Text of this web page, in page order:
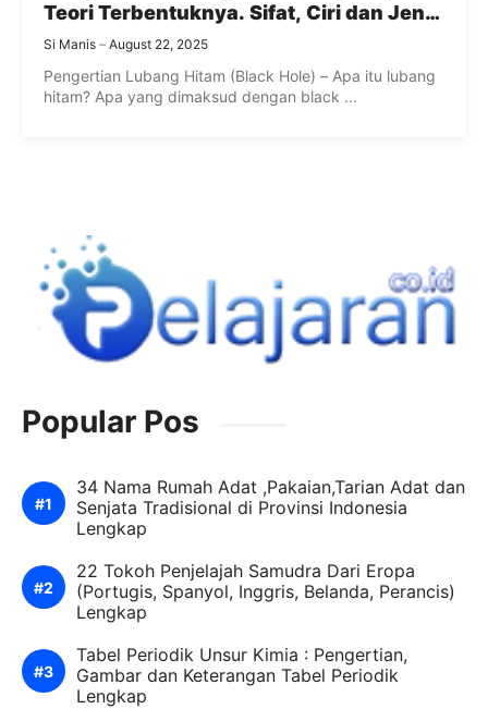
Teori Terbentuknya. Sifat, Ciri dan Jenis
Lubang Hitam (Black Hole)
Si Manis August 22, 2025
Pengertian Lubang Hitam (Black Hole) – Apa itu lubang
hitam? Apa yang dimaksud dengan black ...
Popular Pos
34 Nama Rumah Adat ,Pakaian,Tarian Adat dan
Senjata Tradisional di Provinsi Indonesia
Lengkap
22 Tokoh Penjelajah Samudra Dari Eropa
(Portugis, Spanyol, Inggris, Belanda, Perancis)
Lengkap
Tabel Periodik Unsur Kimia : Pengertian,
Gambar dan Keterangan Tabel Periodik
Lengkap